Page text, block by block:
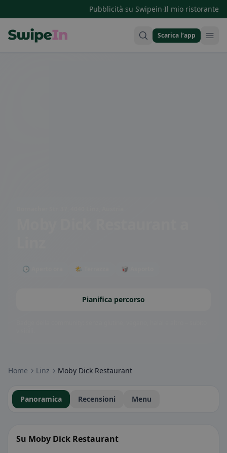
Pubblicità su Swipein·Il mio ristorante
Scarica l’app
🕒 Aperto ora 🌤 Terrazza 🥡 Asporto
Pianifica percorso
Home Linz Moby Dick Restaurant
Panoramica Recensioni Menu
Su Moby Dick Restaurant